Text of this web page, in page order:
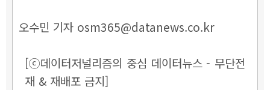
오수민 기자 osm365@datanews.co.kr
[ⓒ데이터저널리즘의 중심 데이터뉴스 - 무단전
재 & 재배포 금지]